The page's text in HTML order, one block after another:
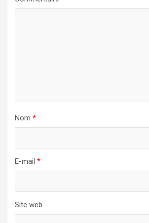
Nom *
E-mail *
Site web